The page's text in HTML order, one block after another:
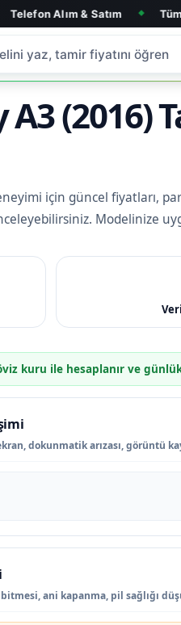
& Satım ◆ Tüm Marka ve
(2016)
için güncel fiyatları,
Modelinize
kuru ile hesaplanır ve
dokunmatik arızası, görüntü
ani kapanma, pil sağlığı